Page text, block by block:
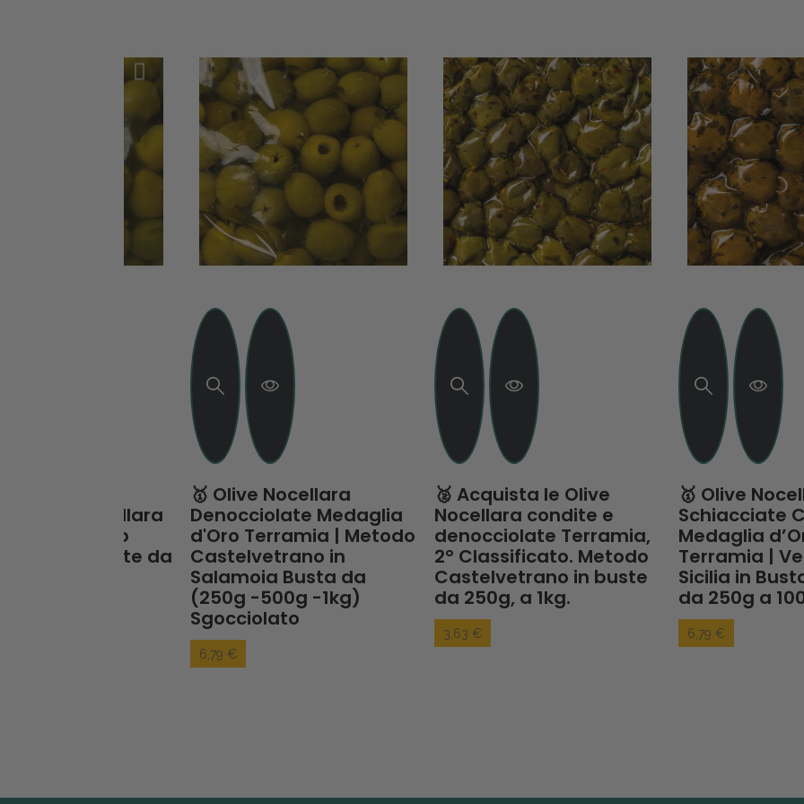
🥇 Olive Nocellara
Denocciolate Medaglia
d'Oro Terramia | Metodo
Castelvetrano in
Salamoia Busta da
(250g -500g -1kg)
Sgocciolato
🥈 Acquista le Olive
Nocellara condite e
denocciolate Terramia,
2° Classificato. Metodo
Castelvetrano in buste
da 250g, a 1kg.
🥇 Olive Nocellara
Schiacciate Condite
Medaglia d’Oro
Terramia | Verdi di
Sicilia in Busta
da 250g a 1000 g